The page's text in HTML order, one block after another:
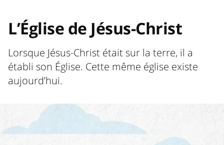
L’Église de Jésus-Christ
Lorsque Jésus-Christ était sur la terre, il a
établi son Église. Cette même église existe
aujourd’hui.